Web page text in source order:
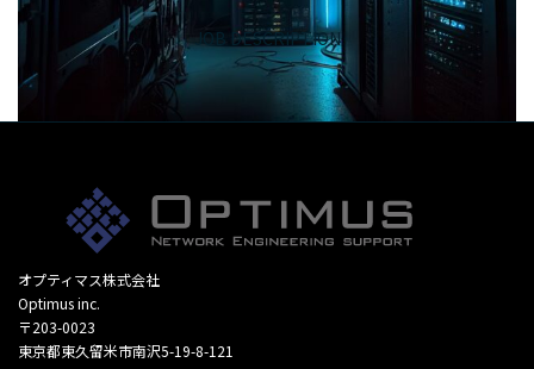
JOB DESCRIPTION
オプティマス株式会社
Optimus inc.
〒203-0023
東京都東久留米市南沢5-19-8-121